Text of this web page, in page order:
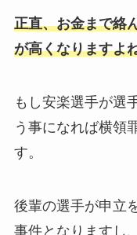
正直、お金まで絡
が高くなりますよ
もし安楽選手が選
う事になれば横領
す。
後輩の選手が申立
事件となりますし